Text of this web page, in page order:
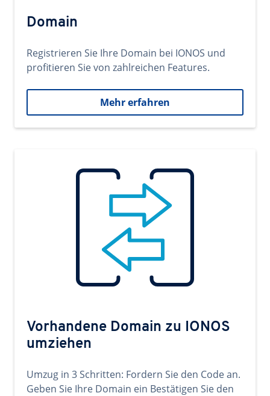
Domain
Registrieren Sie Ihre Domain bei IONOS und
profitieren Sie von zahlreichen Features.
Mehr erfahren
Vorhandene Domain zu IONOS
umziehen
Umzug in 3 Schritten: Fordern Sie den Code an.
Geben Sie Ihre Domain ein Bestätigen Sie den